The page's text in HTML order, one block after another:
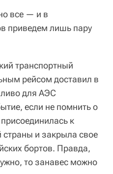
все — и в
приведем лишь пару
транспортный
рейсом доставил в
для АЭС
если не помнить о
к
и закрыла свое
бортов. Правда,
то занавес можно